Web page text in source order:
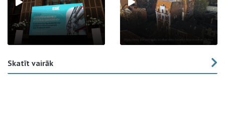
Skatīt vairāk